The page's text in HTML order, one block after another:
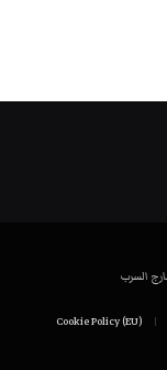
Cookie Policy (EU)